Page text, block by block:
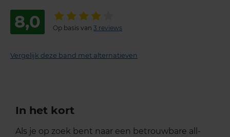
8,0 Op basis van 3 reviews
Vergelijk deze band met alternatieven
In het kort
Als je op zoek bent naar een betrouwbare all-